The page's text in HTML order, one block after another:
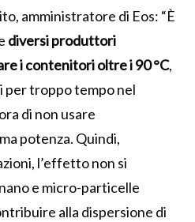
amministratore di Eos: “È
diversi produttori
i contenitori oltre i 90 °C,
per troppo tempo nel
di non usare
potenza. Quindi,
l’effetto non si
e micro-particelle
alla dispersione di